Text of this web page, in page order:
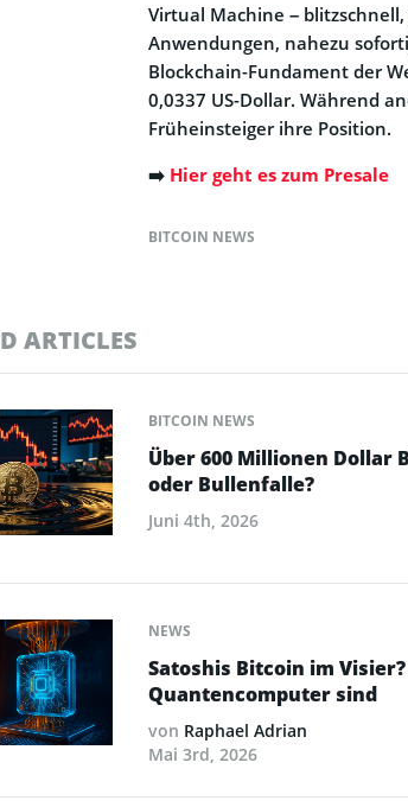
Virtual Machine –
Anwendungen, nahezu
Blockchain-Fundament der
0,0337 US-Dollar. Während
Früheinsteiger ihre Position.
➡️ Hier geht es zum Presale
BITCOIN NEWS
ARTICLES
BITCOIN NEWS
Über 600 Millionen Dollar
oder Bullenfalle?
Juni 4th, 2026
NEWS
Satoshis Bitcoin im
Quantencomputer sind
von Raphael Adrian
Mai 3rd, 2026